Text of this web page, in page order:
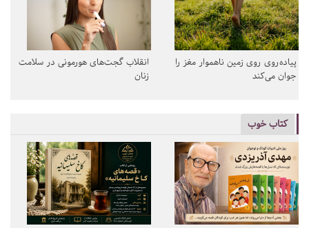
پیاده‌روی روی زمین ناهموار مغز را
جوان می‌کند
انقلاب گجت‌های هورمونی در سلامت
زنان
کتاب خوب